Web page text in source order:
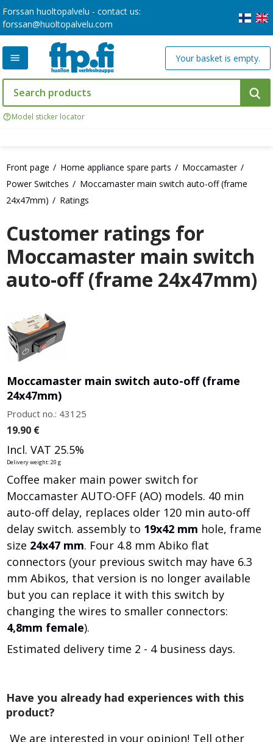
Forssan huoltopalvelu - contact us:
forssan@huoltopalvelu.com
Model sticker locator
Your basket is empty.
Front page Home appliance spare parts
Moccamaster
Power Switches
Moccamaster main switch auto-off (frame
24x47mm)
Ratings
Customer ratings for
Moccamaster main switch
auto-off (frame 24x47mm)
Moccamaster main switch auto-off (frame
24x47mm)
Product no.: 43125
19.90 €
Incl. VAT 25.5%
Delivery weight: 20 g
Coffee maker main power switch for
Moccamaster AUTO-OFF (AO) models. 40 min
auto-off delay, replaces older 120 min auto-off
delay switch. assembly to 19x42 mm hole, frame
size 24x47 mm. Four 4.8 mm Abiko flat
connectors (your previous switch may have 6.3
mm Abikos, that version is no longer available
but you can replace it with this switch by
changing the wires to smaller connectors:
4,8mm female).
Estimated delivery time 2 - 4 business days.
Have you already had experiences with this
product?
We are interested in your opinion! Tell other